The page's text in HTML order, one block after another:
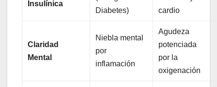
Insulínica
Diabetes)
cardio
Claridad
Mental
Niebla mental
por
inflamación
Agudeza
potenciada
por la
oxigenación